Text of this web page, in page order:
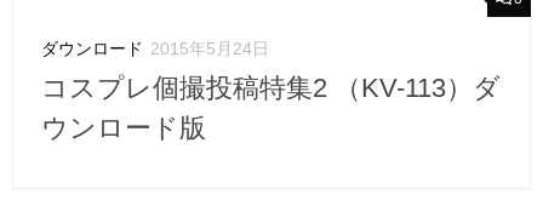
ダウンロード 2015年5月24日
コスプレ個撮投稿特集2 （KV-113）ダ
ウンロード版